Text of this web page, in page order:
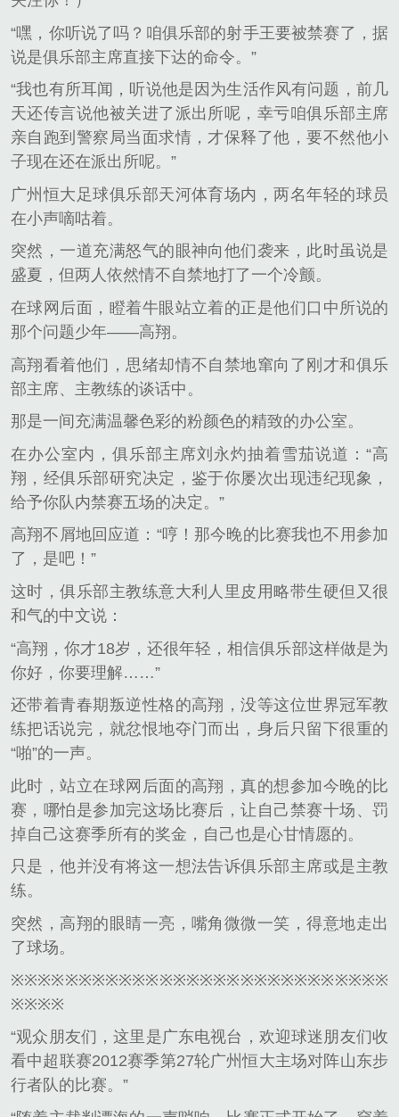
“嘿，你听说了吗？咱俱乐部的射手王要被禁赛了，据
说是俱乐部主席直接下达的命令。”
“我也有所耳闻，听说他是因为生活作风有问题，前几
天还传言说他被关进了派出所呢，幸亏咱俱乐部主席
亲自跑到警察局当面求情，才保释了他，要不然他小
子现在还在派出所呢。”
广州恒大足球俱乐部天河体育场内，两名年轻的球员
在小声嘀咕着。
突然，一道充满怒气的眼神向他们袭来，此时虽说是
盛夏，但两人依然情不自禁地打了一个冷颤。
在球网后面，瞪着牛眼站立着的正是他们口中所说的
那个问题少年——高翔。
高翔看着他们，思绪却情不自禁地窜向了刚才和俱乐
部主席、主教练的谈话中。
那是一间充满温馨色彩的粉颜色的精致的办公室。
在办公室内，俱乐部主席刘永灼抽着雪茄说道：“高
翔，经俱乐部研究决定，鉴于你屡次出现违纪现象，
给予你队内禁赛五场的决定。”
高翔不屑地回应道：“哼！那今晚的比赛我也不用参加
了，是吧！”
这时，俱乐部主教练意大利人里皮用略带生硬但又很
和气的中文说：
“高翔，你才18岁，还很年轻，相信俱乐部这样做是为
你好，你要理解……”
还带着青春期叛逆性格的高翔，没等这位世界冠军教
练把话说完，就忿恨地夺门而出，身后只留下很重的
“啪”的一声。
此时，站立在球网后面的高翔，真的想参加今晚的比
赛，哪怕是参加完这场比赛后，让自己禁赛十场、罚
掉自己这赛季所有的奖金，自己也是心甘情愿的。
只是，他并没有将这一想法告诉俱乐部主席或是主教
练。
突然，高翔的眼睛一亮，嘴角微微一笑，得意地走出
了球场。
※※※※※※※※※※※※※※※※※※※※※※※※※※※※
※※※※
“观众朋友们，这里是广东电视台，欢迎球迷朋友们收
看中超联赛2012赛季第27轮广州恒大主场对阵山东步
行者队的比赛。”